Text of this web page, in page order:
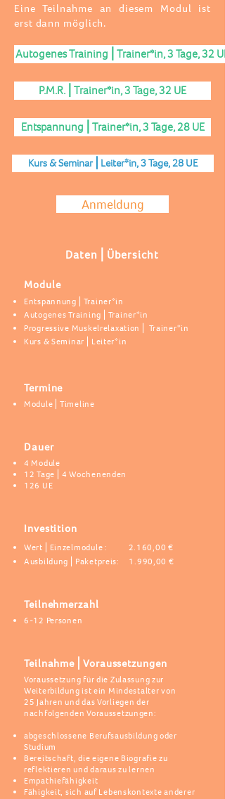
Eine Teilnahme an diesem Modul ist
erst dann möglich.
Autogenes Training⎪Trainer*in, 3 Tage, 32 UE
P.M.R.⎪Trainer*in, 3 Tage, 32 UE
Entspannung⎪Trainer*in, 3 Tage, 28 UE
Kurs & Seminar⎪Leiter*in, 3 Tage, 28 UE
Anmeldung
Daten⎪Übersicht
Module
Entspannung⎪Trainer*in
Autogenes Training⎪Trainer*in
Progressive Muskelrelaxation⎪ Trainer*in
Kurs & Seminar⎪Leiter*in
Termine
Module⎪Timeline
Dauer
4 Module
12 Tage⎪4 Wochenenden
126 UE
Investition
Wert⎪Einzelmodule : 2.160,00 €
Ausbildung ⎪Paketpreis: 1.990,00 €
Teilnehmerzahl
6-12 Personen
Teilnahme⎪Voraussetzungen
Voraussetzung für die Zulassung zur
Weiterbildung ist ein Mindestalter von
25 Jahren und das Vorliegen der
nachfolgenden Voraussetzungen:
abgeschlossene Berufsausbildung oder
Studium
Bereitschaft, die eigene Biografie zu
reflektieren und daraus zu lernen
Empathiefähigkeit
Fähigkeit, sich auf Lebenskontexte anderer